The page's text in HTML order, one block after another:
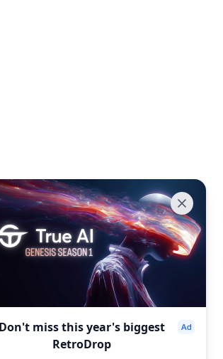
820
Don't miss this year's biggest
RetroDrop